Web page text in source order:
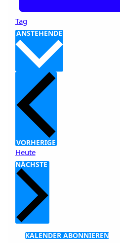
Tag
ANSTEHENDEDatum
auswählen.
VORHERIGEVERANSTALTUNGEN
Heute
NÄCHSTEVERANSTALTUNGEN
KALENDER ABONNIEREN